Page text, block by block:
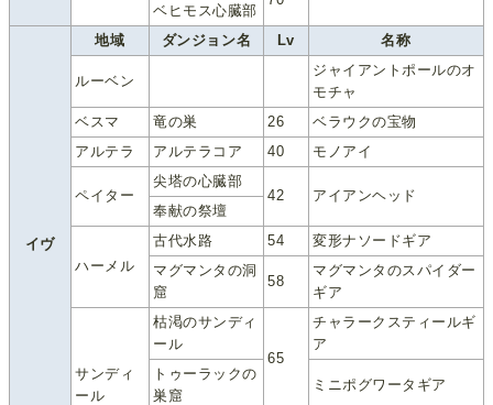
ベヒモス心臓部
イヴ
地域 ダンジョン名 Lv 名称
ルーベン
ジャイアントポールのオ
モチャ
ベスマ
竜の巣 26
ベラウクの宝物
アルテラ
アルテラコア 40 モノアイ
ペイター
尖塔の心臓部
42
アイアンヘッド
奉献の祭壇
ハーメル
古代水路 54
変形ナソードギア
マグマンタの洞
窟
58
マグマンタのスパイダー
ギア
サンディ
ール
枯渇のサンディ
ール
65
チャラークスティールギ
ア
トゥーラックの
巣窟
ミニポグワータギア